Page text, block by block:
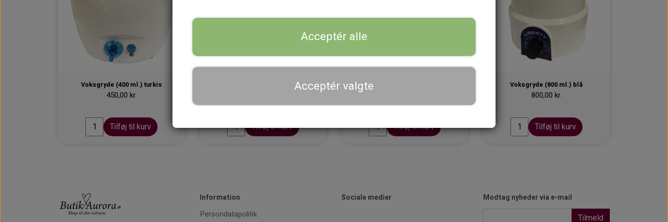
Voksgryde (400 ml.) turkis
450,00 kr.
Tilføj til kurv
Voksgryde inkl. kasserolle (400 ml.)
525,00 kr.
Tilføj til kurv
Voksgryde (800 ml) turkis
Tilføj til kurv
Voksgryde (800 ml.) blå
800,00 kr.
Tilføj til kurv
Information
Persondatapolitik
Sociale medier Modtag nyheder via e-mail
Tilmeld
Acceptér alle
Acceptér valgte